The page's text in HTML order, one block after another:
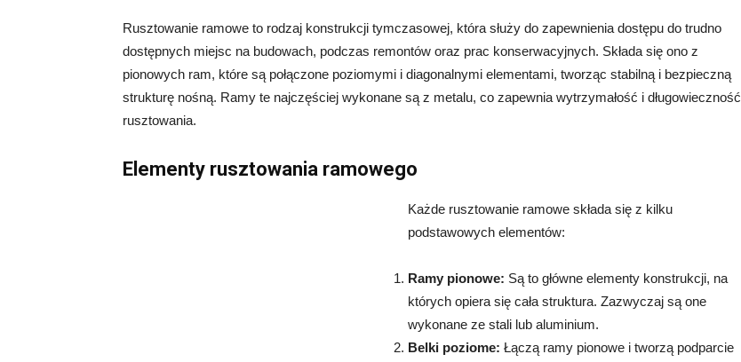
Rusztowanie ramowe to rodzaj konstrukcji tymczasowej, która służy do zapewnienia dostępu do trudno
dostępnych miejsc na budowach, podczas remontów oraz prac konserwacyjnych. Składa się ono z
pionowych ram, które są połączone poziomymi i diagonalnymi elementami, tworząc stabilną i bezpieczną
strukturę nośną. Ramy te najczęściej wykonane są z metalu, co zapewnia wytrzymałość i długowieczność
rusztowania.
Elementy rusztowania ramowego
Każde rusztowanie ramowe składa się z kilku
podstawowych elementów:
Ramy pionowe: Są to główne elementy konstrukcji, na
których opiera się cała struktura. Zazwyczaj są one
wykonane ze stali lub aluminium.
Belki poziome: Łączą ramy pionowe i tworzą podparcie